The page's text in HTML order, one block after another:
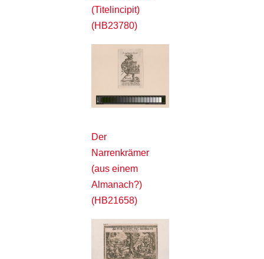
(Titelincipit)
(HB23780)
Der
Narrenkrämer
(aus einem
Almanach?)
(HB21658)